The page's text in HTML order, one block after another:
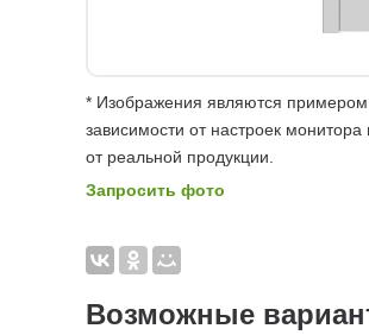
* Изображения являются примером
зависимости от настроек
от реальной продукции.
Запросить фото
Возможные